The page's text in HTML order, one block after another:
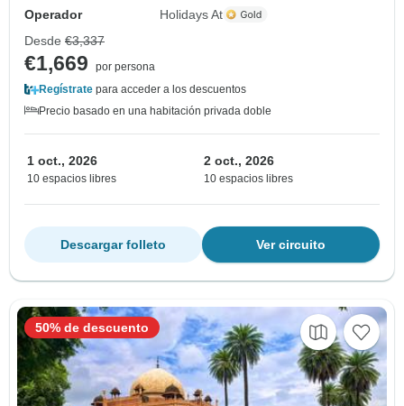
Operador
Holidays At
Desde €3,337
€1,669
por persona
Regístrate para acceder a los descuentos
Precio basado en una habitación privada doble
1 oct., 2026
10 espacios libres
2 oct., 2026
10 espacios libres
Ver circuito
Descargar folleto
50% de descuento